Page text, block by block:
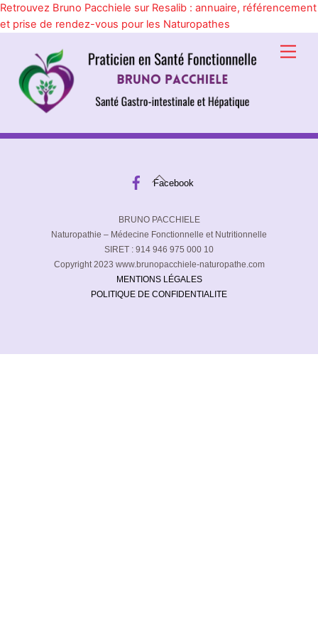
Retrouvez Bruno Pacchiele sur Resalib : annuaire, référencement
et prise de rendez-vous pour les Naturopathes
content
Back
To
Facebook
BRUNO PACCHIELE
Naturopathie – Médecine Fonctionnelle et Nutritionnelle
SIRET : 914 946 975 000 10
Copyright 2023 www.brunopacchiele-naturopathe.com
MENTIONS LÉGALES
POLITIQUE DE CONFIDENTIALITE